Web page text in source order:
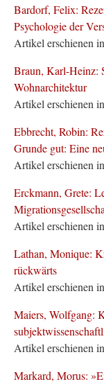
Bardorf, Felix:
Psychologie der
Artikel erschienen in
Braun, Karl-Heinz:
Wohnarchitektur
Artikel erschienen in
Ebbrecht, Robin:
Grunde gut: Eine
Artikel erschienen in
Erckmann, Grete:
Artikel erschienen in
Lathan, Monique:
rückwärts
Artikel erschienen in
Maiers, Wolfgang:
Artikel erschienen in
Markard, Morus: